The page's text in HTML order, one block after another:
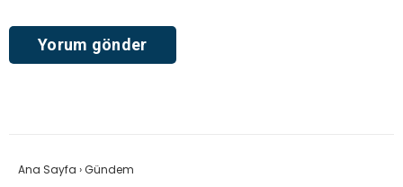
Ana Sayfa ›Gündem